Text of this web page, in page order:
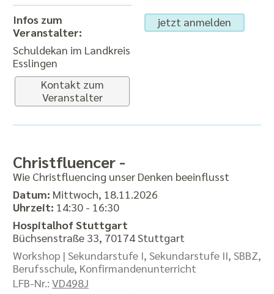
Infos zum
Veranstalter:
Schuldekan im Landkreis
Esslingen
Kontakt zum
Veranstalter
jetzt anmelden
Christfluencer -
Wie Christfluencing unser Denken beeinflusst
Datum: Mittwoch, 18.11.2026
Uhrzeit: 14:30 - 16:30
Hospitalhof Stuttgart
Büchsenstraße 33, 70174 Stuttgart
Workshop | Sekundarstufe I, Sekundarstufe II, SBBZ,
Berufsschule, Konfirmandenunterricht
LFB-Nr.: VD498J